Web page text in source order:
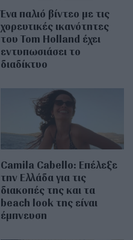
Ένα παλιό βίντεο με τις
χορευτικές ικανότητες
του Tom Holland έχει
εντυπωσιάσει το
διαδίκτυο
Camila Cabello: Επέλεξε
την Ελλάδα για τις
διακοπές της και τα
beach look της είναι
έμπνευση